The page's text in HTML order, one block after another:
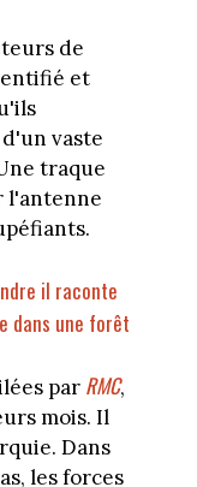
de
et
vaste
traque
l'antenne
il raconte
dans une forêt
par RMC,
mois. Il
Dans
les forces